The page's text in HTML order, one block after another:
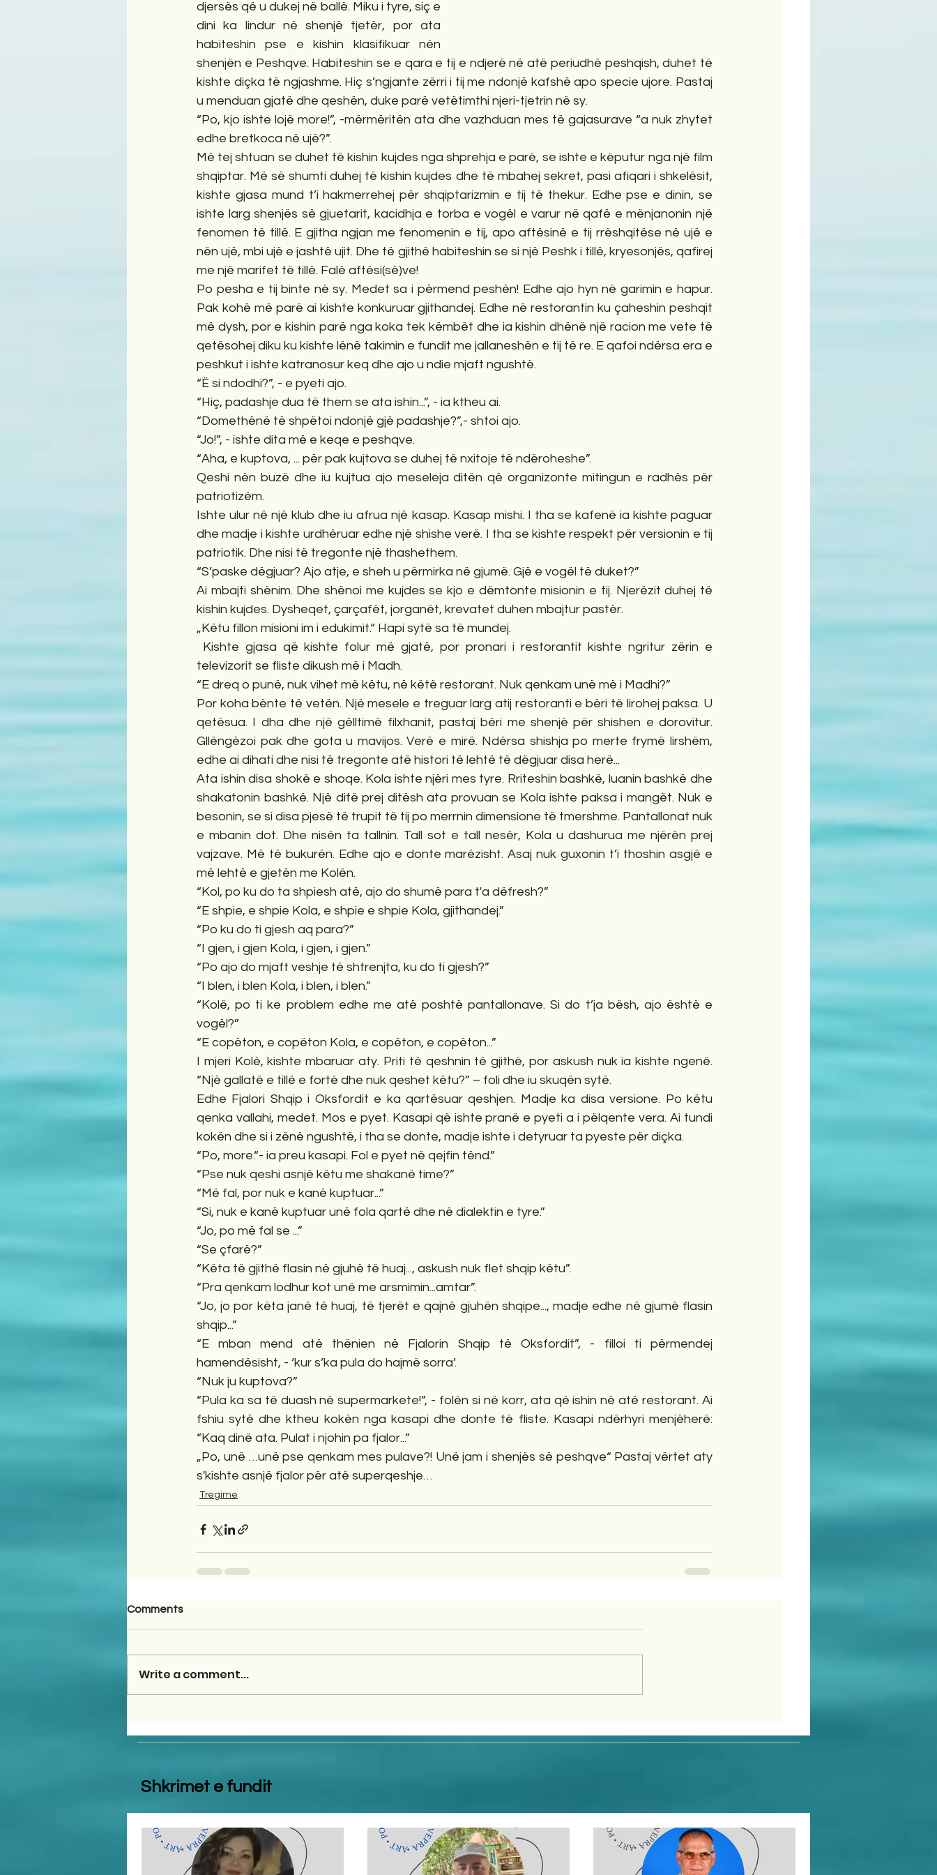
djersës që u dukej në ballë. Miku i tyre, siç e
dini ka lindur në shenjë tjetër, por ata
habiteshin pse e kishin klasifikuar nën
shenjën e Peshqve. Habiteshin se e qara e tij e ndjerë në atë periudhë peshqish, duhet të
kishte diçka të ngjashme. Hiç s’ngjante zërri i tij me ndonjë kafshë apo specie ujore. Pastaj
u menduan gjatë dhe qeshën, duke parë vetëtimthi njeri-tjetrin në sy.
“Po, kjo ishte lojë more!”, -mërmëritën ata dhe vazhduan mes të gajasurave “a nuk zhytet
edhe bretkoca në ujë?”.
Më tej shtuan se duhet të kishin kujdes nga shprehja e parë, se ishte e këputur nga një film
shqiptar. Më së shumti duhej të kishin kujdes dhe të mbahej sekret, pasi afiqari i shkelësit,
kishte gjasa mund t’i hakmerrehej për shqiptarizmin e tij të thekur. Edhe pse e dinin, se
ishte larg shenjës së gjuetarit, kacidhja e torba e vogël e varur në qafë e mënjanonin një
fenomen të tillë. E gjitha ngjan me fenomenin e tij, apo aftësinë e tij rrëshqitëse në ujë e
nën ujë, mbi ujë e jashtë ujit. Dhe të gjithë habiteshin se si një Peshk i tillë, kryesonjës, qafirej
me një marifet të tillë. Falë aftësi(së)ve!
Po pesha e tij binte në sy. Medet sa i përmend peshën! Edhe ajo hyn në garimin e hapur.
Pak kohë më parë ai kishte konkuruar gjithandej. Edhe në restorantin ku çaheshin peshqit
më dysh, por e kishin parë nga koka tek këmbët dhe ia kishin dhënë një racion me vete të
qetësohej diku ku kishte lënë takimin e fundit me jallaneshën e tij të re. E qafoi ndërsa era e
peshkut i ishte katranosur keq dhe ajo u ndie mjaft ngushtë.
“Ë si ndodhi?”, - e pyeti ajo.
“Hiç, padashje dua të them se ata ishin...”, - ia ktheu ai.
“Domethënë të shpëtoi ndonjë gjë padashje?”,- shtoi ajo.
“Jo!”, - ishte dita më e keqe e peshqve.
“Aha, e kuptova, ... për pak kujtova se duhej të nxitoje të ndëroheshe”.
Qeshi nën buzë dhe iu kujtua ajo meseleja ditën që organizonte mitingun e radhës për
patriotizëm.
Ishte ulur në një klub dhe iu afrua një kasap. Kasap mishi. I tha se kafenë ia kishte paguar
dhe madje i kishte urdhëruar edhe një shishe verë. I tha se kishte respekt për versionin e tij
patriotik. Dhe nisi të tregonte një thashethem.
“S’paske dëgjuar? Ajo atje, e sheh u përmirka në gjumë. Gjë e vogël të duket?”
Ai mbajti shënim. Dhe shënoi me kujdes se kjo e dëmtonte misionin e tij. Njerëzit duhej të
kishin kujdes. Dysheqet, çarçafët, jorganët, krevatet duhen mbajtur pastër.
„Këtu fillon misioni im i edukimit.“ Hapi sytë sa të mundej.
televizorit se fliste dikush më i Madh.
“E dreq o punë, nuk vihet më këtu, në këtë restorant. Nuk qenkam unë më i Madhi?”
Por koha bënte të vetën. Një mesele e treguar larg atij restoranti e bëri të lirohej paksa. U
qetësua. I dha dhe një gëlltimë filxhanit, pastaj bëri me shenjë për shishen e dorovitur.
Gllëngëzoi pak dhe gota u mavijos. Verë e mirë. Ndërsa shishja po merte frymë lirshëm,
edhe ai dihati dhe nisi të tregonte atë histori të lehtë të dëgjuar disa herë...
Ata ishin disa shokë e shoqe. Kola ishte njëri mes tyre. Rriteshin bashkë, luanin bashkë dhe
shakatonin bashkë. Një ditë prej ditësh ata provuan se Kola ishte paksa i mangët. Nuk e
besonin, se si disa pjesë të trupit të tij po merrnin dimensione të tmershme. Pantallonat nuk
e mbanin dot. Dhe nisën ta tallnin. Tall sot e tall nesër, Kola u dashurua me njërën prej
vajzave. Më të bukurën. Edhe ajo e donte marëzisht. Asaj nuk guxonin t’i thoshin asgjë e
më lehtë e gjetën me Kolën.
“Kol, po ku do ta shpiesh atë, ajo do shumë para t'a dëfresh?”
“E shpie, e shpie Kola, e shpie e shpie Kola, gjithandej.”
“Po ku do ti gjesh aq para?”
“I gjen, i gjen Kola, i gjen, i gjen.”
“Po ajo do mjaft veshje të shtrenjta, ku do ti gjesh?”
“I blen, i blen Kola, i blen, i blen.”
“Kolë, po ti ke problem edhe me atë poshtë pantallonave. Si do t’ja bësh, ajo është e
vogël?”
“E copëton, e copëton Kola, e copëton, e copëton...”
I mjeri Kolë, kishte mbaruar aty. Priti të qeshnin të gjithë, por askush nuk ia kishte ngenë.
“Një gallatë e tillë e fortë dhe nuk qeshet këtu?” – foli dhe iu skuqën sytë.
Edhe Fjalori Shqip i Oksfordit e ka qartësuar qeshjen. Madje ka disa versione. Po këtu
qenka vallahi, medet. Mos e pyet. Kasapi që ishte pranë e pyeti a i pëlqente vera. Ai tundi
kokën dhe si i zënë ngushtë, i tha se donte, madje ishte i detyruar ta pyeste për diçka.
“Po, more.“- ia preu kasapi. Fol e pyet në qejfin tënd.”
“Pse nuk qeshi asnjë këtu me shakanë time?”
“Më fal, por nuk e kanë kuptuar...”
“Si, nuk e kanë kuptuar unë fola qartë dhe në dialektin e tyre.”
“Jo, po më fal se ...”
“Se çfarë?”
“Këta të gjithë flasin në gjuhë të huaj..., askush nuk flet shqip këtu”.
“Pra qenkam lodhur kot unë me arsmimin...amtar”.
“Jo, jo por këta janë të huaj, të tjerët e qajnë gjuhën shqipe..., madje edhe në gjumë flasin
shqip...”
“E mban mend atë thënien në Fjalorin Shqip të Oksfordit”, - filloi ti përmendej
hamendësisht, - ‘kur s’ka pula do hajmë sorra’.
“Nuk ju kuptova?”
“Pula ka sa të duash në supermarkete!”, - folën si në korr, ata që ishin në atë restorant. Ai
fshiu sytë dhe ktheu kokën nga kasapi dhe donte të fliste. Kasapi ndërhyri menjëherë:
“Kaq dinë ata. Pulat i njohin pa fjalor...”
„Po, unë …unë pse qenkam mes pulave?! Unë jam i shenjës së peshqve“ Pastaj vërtet aty
s'kishte asnjë fjalor për atë superqeshje…
Tregime
Comments
Write a comment...
Shkrimet e fundit